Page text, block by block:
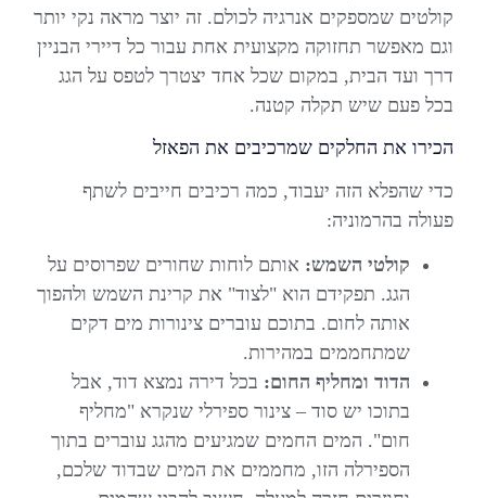
קולטים שמספקים אנרגיה לכולם. זה יוצר מראה נקי יותר
וגם מאפשר תחזוקה מקצועית אחת עבור כל דיירי הבניין
דרך ועד הבית, במקום שכל אחד יצטרך לטפס על הגג
בכל פעם שיש תקלה קטנה.
הכירו את החלקים שמרכיבים את הפאזל
כדי שהפלא הזה יעבוד, כמה רכיבים חייבים לשתף
פעולה בהרמוניה:
קולטי השמש: אותם לוחות שחורים שפרוסים על
הגג. תפקידם הוא "לצוד" את קרינת השמש ולהפוך
אותה לחום. בתוכם עוברים צינורות מים דקים
שמתחממים במהירות.
הדוד ומחליף החום: בכל דירה נמצא דוד, אבל
בתוכו יש סוד – צינור ספירלי שנקרא "מחליף
חום". המים החמים שמגיעים מהגג עוברים בתוך
הספירלה הזו, מחממים את המים שבדוד שלכם,